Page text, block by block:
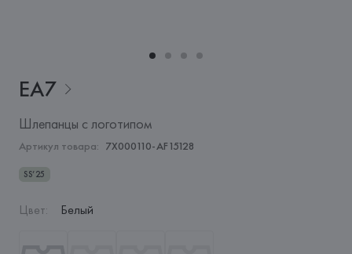
EA7
Шлепанцы с логотипом
Артикул товара: 7X000110-AF15128
SS’25
Цвет: Белый